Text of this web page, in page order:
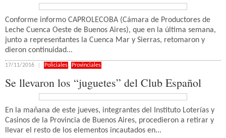
Conforme informo CAPROLECOBA (Cámara de Productores de
Leche Cuenca Oeste de Buenos Aires), que en la última semana,
junto a representantes la Cuenca Mar y Sierras, retomaron y
dieron continuidad...
17/11/2016 Policiales, Provinciales
Se llevaron los “juguetes” del Club Español
En la mañana de este jueves, integrantes del Instituto Loterías y
Casinos de la Provincia de Buenos Aires, procedieron a retirar y
llevar el resto de los elementos incautados en...